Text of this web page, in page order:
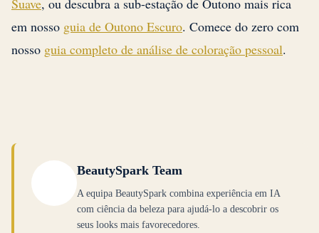
ou de tons gelados.
azul, vermelhos cereja ou carmesim frio, pois
estes chocarão com seu subtom quente. O batom
vermelho quente certo pode ser uma de suas
Suave, ou descubra a sub-estação de Outono mais rica
em nosso guia de Outono Escuro. Comece do zero com
nosso guia completo de análise de coloração pessoal.
BeautySpark Team
A equipa BeautySpark combina experiência em IA
com ciência da beleza para ajudá-lo a descobrir os
seus looks mais favorecedores.